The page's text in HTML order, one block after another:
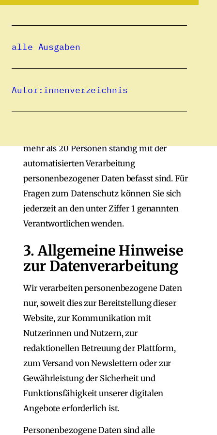
alle Ausgaben
Autor:innenverzeichnis
Diese Datenschutzerklärung gilt für die
Websitewww.spiegelungen.net.
2.
Datenschutzbeauftragter
mehr als 20 Personen ständig mit der
automatisierten Verarbeitung
personenbezogener Daten befasst sind. Für
Fragen zum Datenschutz können Sie sich
jederzeit an den unter Ziffer 1 genannten
Verantwortlichen wenden.
3. Allgemeine Hinweise
zur Datenverarbeitung
Wir verarbeiten personenbezogene Daten
nur, soweit dies zur Bereitstellung dieser
Website, zur Kommunikation mit
Nutzerinnen und Nutzern, zur
redaktionellen Betreuung der Plattform,
zum Versand von Newslettern oder zur
Gewährleistung der Sicherheit und
Funktionsfähigkeit unserer digitalen
Angebote erforderlich ist.
Personenbezogene Daten sind alle